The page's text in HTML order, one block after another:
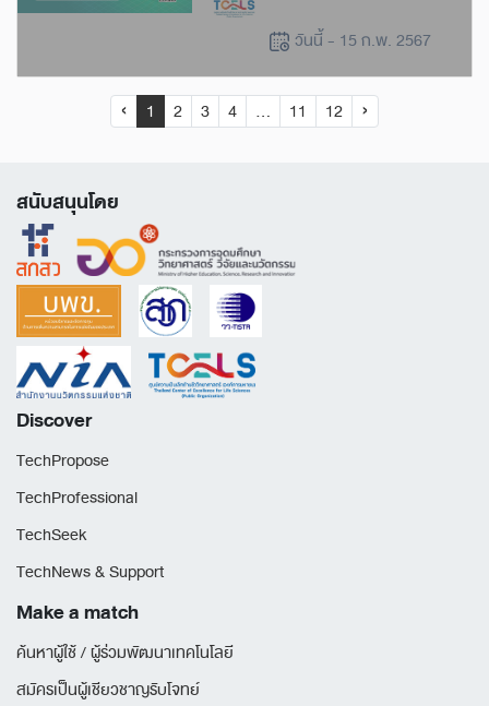
วันนี้ - 15 ก.พ. 2567
‹ 1 2 3 4 ... 11 12 ›
สนับสนุนโดย
Discover
TechPropose
TechProfessional
TechSeek
TechNews & Support
Make a match
ค้นหาผู้ใช้ / ผู้ร่วมพัฒนาเทคโนโลยี
สมัครเป็นผู้เชียวชาญรับโจทย์